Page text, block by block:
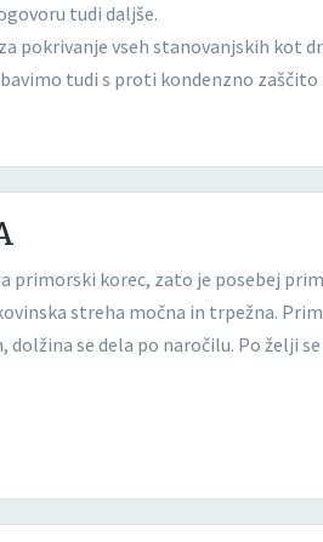
tudi daljše.
pokrivanje vseh stanovanjskih kot
tudi s proti kondenzno zaščito
korec, zato je posebej
streha močna in trpežna.
dolžina se dela po naročilu. Po želji